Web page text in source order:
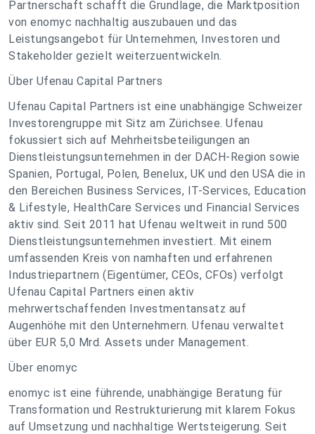
Partnerschaft schafft die Grundlage, die Marktposition
von enomyc nachhaltig auszubauen und das
Leistungsangebot für Unternehmen, Investoren und
Stakeholder gezielt weiterzuentwickeln.
Über Ufenau Capital Partners
Ufenau Capital Partners ist eine unabhängige Schweizer
Investorengruppe mit Sitz am Zürichsee. Ufenau
fokussiert sich auf Mehrheitsbeteiligungen an
Dienstleistungsunternehmen in der DACH-Region sowie
Spanien, Portugal, Polen, Benelux, UK und den USA die in
den Bereichen Business Services, IT-Services, Education
& Lifestyle, HealthCare Services und Financial Services
aktiv sind. Seit 2011 hat Ufenau weltweit in rund 500
Dienstleistungsunternehmen investiert. Mit einem
umfassenden Kreis von namhaften und erfahrenen
Industriepartnern (Eigentümer, CEOs, CFOs) verfolgt
Ufenau Capital Partners einen aktiv
mehrwertschaffenden Investmentansatz auf
Augenhöhe mit den Unternehmern. Ufenau verwaltet
über EUR 5,0 Mrd. Assets under Management.
Über enomyc
enomyc ist eine führende, unabhängige Beratung für
Transformation und Restrukturierung mit klarem Fokus
auf Umsetzung und nachhaltige Wertsteigerung. Seit